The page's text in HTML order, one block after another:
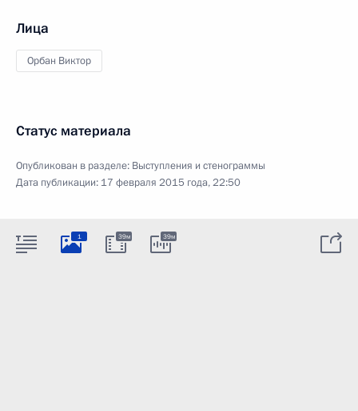
Лица
Орбан Виктор
Статус материала
Опубликован в разделе: Выступления и стенограммы
Дата публикации: 17 февраля 2015 года, 22:50
1 39м 39м